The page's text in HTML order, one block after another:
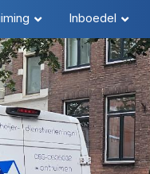
Inboedel